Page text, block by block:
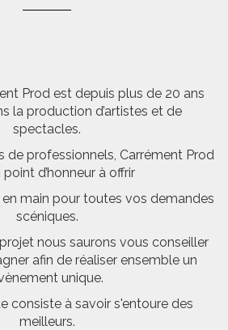
Prod est depuis plus de 20 ans
la production d’artistes et de
spectacles.
de professionnels, Carrément Prod
d’honneur à offrir
main pour toutes vos demandes
scéniques.
nous saurons vous conseiller
afin de réaliser ensemble un
unique.
consiste à savoir s'entoure des
meilleurs.